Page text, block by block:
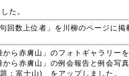
た。
回数上位者」を川柳のページに掲
から赤膚山」のフォトギャラリー
から赤膚山」の例会報告と例会写
：富士山) をアップしました。